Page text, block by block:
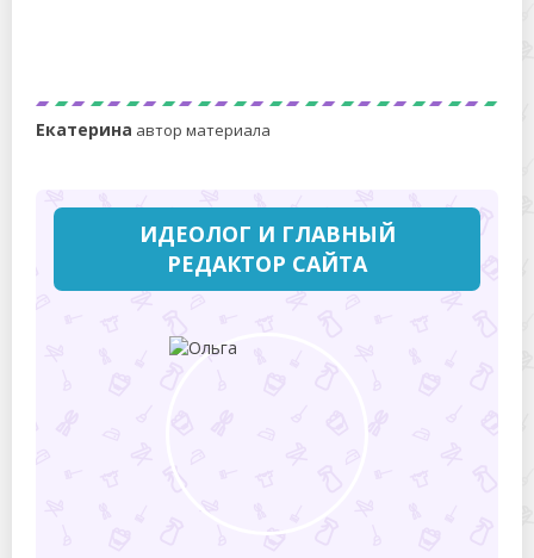
Екатерина автор материала
ИДЕОЛОГ И ГЛАВНЫЙ
РЕДАКТОР САЙТА